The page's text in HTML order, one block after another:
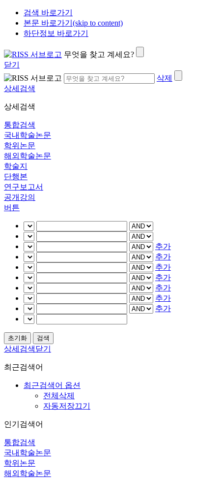
검색 바로가기
본문 바로가기(skip to content)
하단정보 바로가기
무엇을 찾고 계세요?
닫기
삭제
상세검색
상세검색
통합검색
국내학술논문
학위논문
해외학술논문
학술지
단행본
연구보고서
공개강의
버튼
추가
추가
추가
추가
추가
추가
추가
상세검색닫기
최근검색어
최근검색어 옵션
전체삭제
자동저장끄기
인기검색어
통합검색
국내학술논문
학위논문
해외학술논문